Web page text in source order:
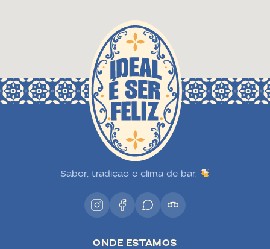
Sabor, tradição e clima de bar.
ONDE ESTAMOS